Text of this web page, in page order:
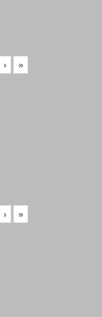
› »
› »